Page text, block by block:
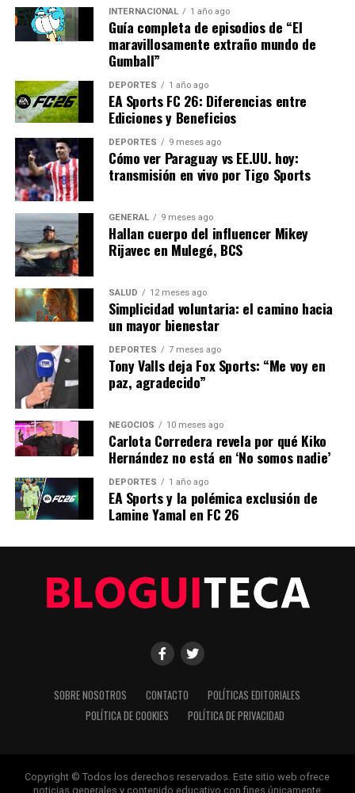
Sin embargo, las oportunidades son vastas. La
tecnología no solo promete aumentar la productividad,
sino también mejorar la sostenibilidad, lo que es crucial
en un mundo cada vez más consciente del cambio
climático.
En el futuro, se espera que la colaboración entre
empresas tecnológicas, el gobierno y los agricultores
continúe creciendo, fomentando un ecosistema de
innovación que podría servir como modelo para otros
países.
Con la continua evolución de estas tecnologías, la
agricultura española está bien posicionada para
enfrentar los desafíos del siglo XXI, asegurando la
seguridad alimentaria y la sostenibilidad ambiental para
las generaciones venideras.
NOTICIAS RELACIONADAS:
SIGUIENTE
Crecimiento Económico de América Latina: Desafíos y
Oportunidades
ANTERIOR
La Innovación Tecnológica Impulsa el Crecimiento
Económico en América Latina
Editorial
Con años de experiencia en primera línea, buscamos los
hechos, los verificamos con rigor y contamos las historias que
la tecnología con un análisis preciso y profundo. Cuando los
para abrirnos paso entre el ruido y ofrecerte claridad en
INTERNACIONAL 1 año ago
Guía completa de episodios de “El
maravillosamente extraño mundo de
Gumball”
DEPORTES 1 año ago
EA Sports FC 26: Diferencias entre
Ediciones y Beneficios
DEPORTES 9 meses ago
Cómo ver Paraguay vs EE.UU. hoy:
transmisión en vivo por Tigo Sports
GENERAL 9 meses ago
Hallan cuerpo del influencer Mikey
Rijavec en Mulegé, BCS
SALUD 12 meses ago
Simplicidad voluntaria: el camino hacia
un mayor bienestar
DEPORTES 7 meses ago
Tony Valls deja Fox Sports: “Me voy en
paz, agradecido”
NEGOCIOS 10 meses ago
Carlota Corredera revela por qué Kiko
Hernández no está en ‘No somos nadie’
DEPORTES 1 año ago
EA Sports y la polémica exclusión de
Lamine Yamal en FC 26
SOBRE NOSOTROS CONTACTO
POLÍTICAS EDITORIALES
POLÍTICA DE COOKIES
POLÍTICA DE PRIVACIDAD
Copyright © Todos los derechos reservados. Este sitio web ofrece
noticias generales y contenido educativo con fines únicamente